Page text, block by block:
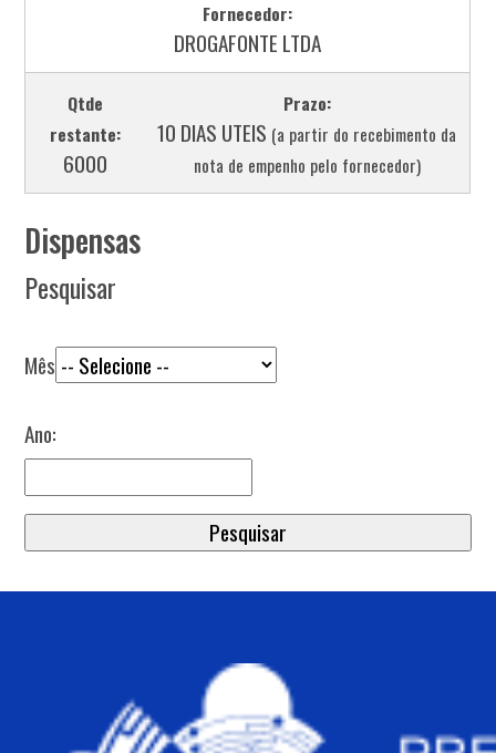
Fornecedor:
DROGAFONTE LTDA
Qtde
restante:
6000
Prazo:
10 DIAS UTEIS (a partir do recebimento da
nota de empenho pelo fornecedor)
Dispensas
Pesquisar
Mês
Ano: